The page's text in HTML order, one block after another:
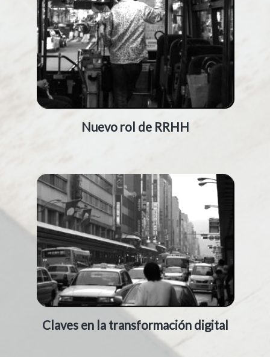
Nuevo rol de RRHH
Claves en la transformación digital